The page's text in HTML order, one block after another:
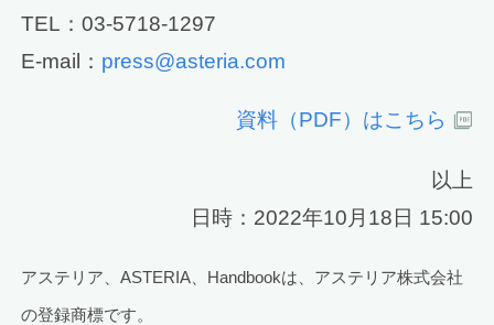
TEL：03-5718-1297
E-mail： press@asteria.com
資料（PDF）はこちら
以上
日時：2022年10月18日 15:00
アステリア、ASTERIA、Handbookは、アステリア株式会社
の登録商標です。